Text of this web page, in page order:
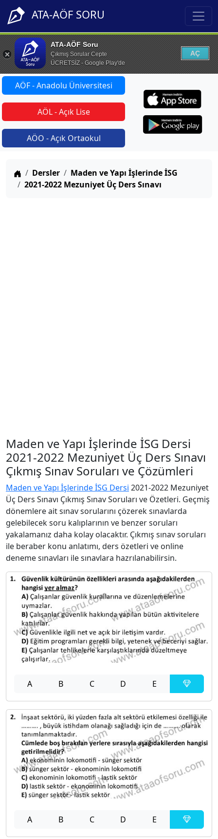
ATA-AÖF SORU
ATA-AÖF Soru
Çıkmış Sorular Cepte
ÜCRETSİZ - Google Play'de
AÇ
AÖF - Anadolu Üniversitesi
AÖL - Açık Lise
AÖO - Açık Ortaokul
Anasayfa
Dersler
Maden ve Yapı İşlerinde İSG
2021-2022 Mezuniyet Üç Ders Sınavı
Maden ve Yapı İşlerinde İSG Dersi
2021-2022 Mezuniyet Üç Ders Sınavı
Çıkmış Sınav Soruları ve Çözümleri
Maden ve Yapı İşlerinde İSG Dersi 2021-2022 Mezuniyet
Üç Ders Sınavı Çıkmış Sınav Soruları ve Özetleri. Geçmiş
dönemlere ait sınav sorularını çözerek sınavlarda
gelebilecek soru kalıplarının ve benzer soruları
yakalamanız daha kolay olacaktır. Çıkmış sınav soruları
ile beraber konu anlatımı, ders özetleri ve online
deneme sınavları ile sınavlara hazrılanabilirsin.
A B C D E
A B C D E